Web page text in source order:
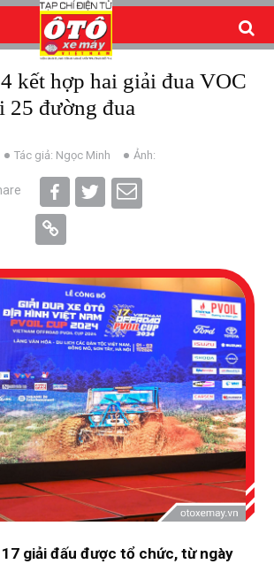
25 đường đua
Tác giả: Ngọc Minh Ảnh:
giải đấu được tổ chức, từ ngày